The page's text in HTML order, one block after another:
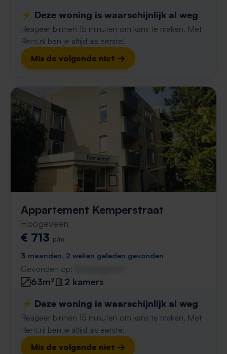
⚡️ Deze woning is waarschijnlijk al weg
Reageer binnen 15 minuten om kans te maken. Met
Rent.nl ben je altijd als eerste!
Mis de volgende niet →
Appartement Kemperstraat
Hoogeveen
€ 713 p/m
3 maanden, 2 weken geleden gevonden
Gevonden op:
63m²
2 kamers
⚡️ Deze woning is waarschijnlijk al weg
Reageer binnen 15 minuten om kans te maken. Met
Rent.nl ben je altijd als eerste!
Mis de volgende niet →